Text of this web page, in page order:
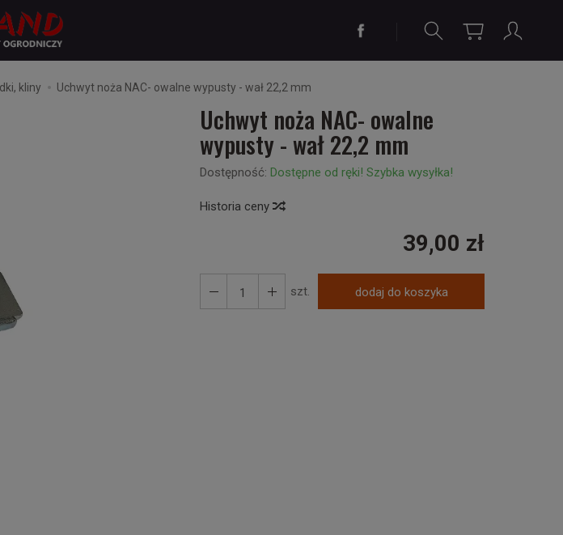
kliny Uchwyt noża NAC- owalne wypusty - wał 22,2 mm
Uchwyt noża NAC- owalne
wypusty - wał 22,2 mm
Dostępność: Dostępne od ręki! Szybka wysyłka!
Historia ceny
39,00 zł
szt. dodaj do koszyka